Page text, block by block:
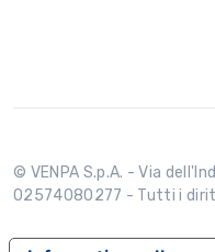
© VENPA S.p.A. - Via
02574080277 - Tutti i